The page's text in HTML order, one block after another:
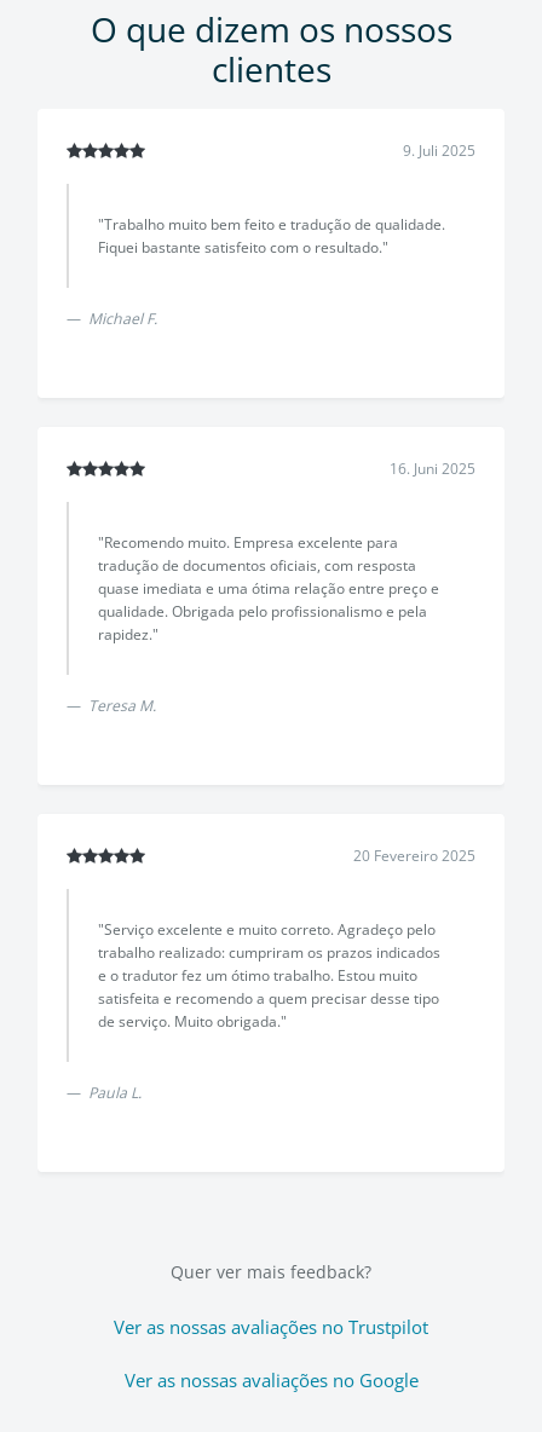
O que dizem os nossos
clientes
9. Juli 2025
"Trabalho muito bem feito e tradução de qualidade.
Fiquei bastante satisfeito com o resultado."
Michael F.
16. Juni 2025
"Recomendo muito. Empresa excelente para
tradução de documentos oficiais, com resposta
quase imediata e uma ótima relação entre preço e
qualidade. Obrigada pelo profissionalismo e pela
rapidez."
Teresa M.
20 Fevereiro 2025
"Serviço excelente e muito correto. Agradeço pelo
trabalho realizado: cumpriram os prazos indicados
e o tradutor fez um ótimo trabalho. Estou muito
satisfeita e recomendo a quem precisar desse tipo
de serviço. Muito obrigada."
Paula L.
Quer ver mais feedback?
Ver as nossas avaliações no Trustpilot
Ver as nossas avaliações no Google